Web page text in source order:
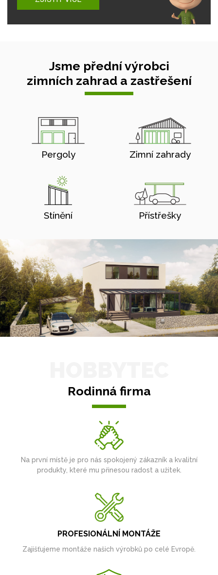
Jsme přední výrobci
zimních zahrad a zastřešení
Pergoly Zimní zahrady
Stínění Přístřešky
Rodinná firma
Na první místě je pro nás spokojený zákazník a kvalitní
produkty, které mu přinesou radost a užitek.
PROFESIONÁLNÍ MONTÁŽE
Zajišťujeme montáže našich výrobků po celé Evropě.